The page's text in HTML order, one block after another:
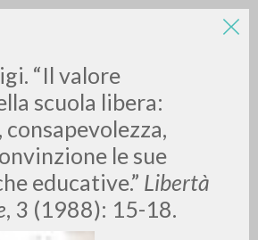
“Il valore
scuola libera:
le sue
educative.” Libertà
, 3 (1988): 15-18.
LUIGI
scritti